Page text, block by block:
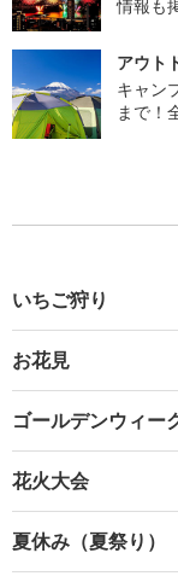
情報も
アウト
キャン
まで！
いちご狩り
お花見
ゴールデンウィー
花火大会
夏休み（夏祭り）